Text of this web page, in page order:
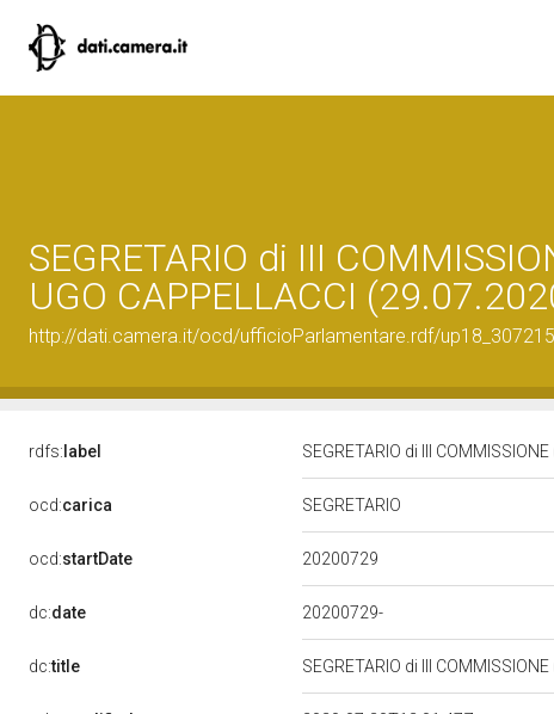
SEGRETARIO di III
UGO CAPPELLACCI
http://dati.camera.it/ocd/ufficioParlamentare.rdf/
rdfs: label SEGRETARIO di III
ocd:carica SEGRETARIO
ocd:startDate 20200729
dc:date 20200729-
dc:title SEGRETARIO di III